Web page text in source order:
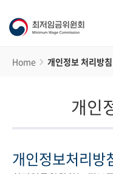
Home 개인정보 처리방침
개인
개인정보처리방